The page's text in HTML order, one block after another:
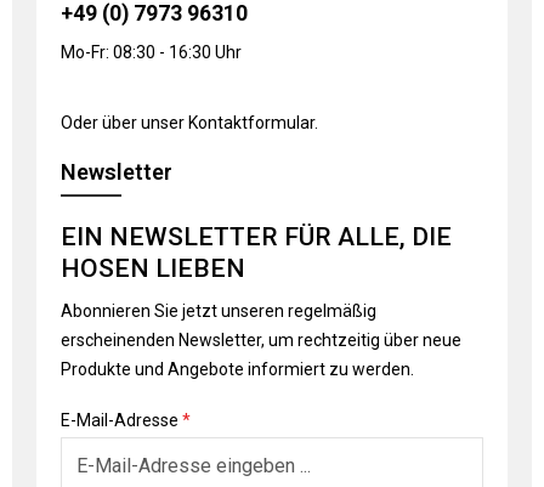
+49 (0) 7973 96310
Mo-Fr: 08:30 - 16:30 Uhr
Oder über unser Kontaktformular.
Newsletter
EIN NEWSLETTER FÜR ALLE, DIE
HOSEN LIEBEN
Abonnieren Sie jetzt unseren regelmäßig
erscheinenden Newsletter, um rechtzeitig über neue
Produkte und Angebote informiert zu werden.
E-Mail-Adresse *